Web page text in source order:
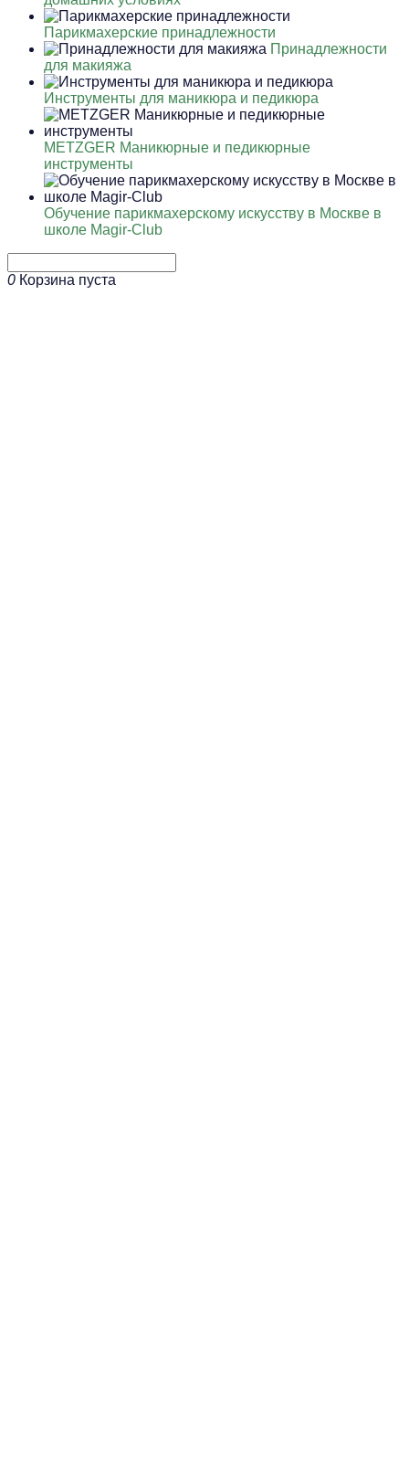
Парикмахерские принадлежности
Принадлежности
для макияжа
Инструменты для маникюра и педикюра
METZGER Маникюрные и педикюрные
инструменты
Обучение парикмахерскому искусству в Москве в
школе Magir-Club
0 Корзина пуста